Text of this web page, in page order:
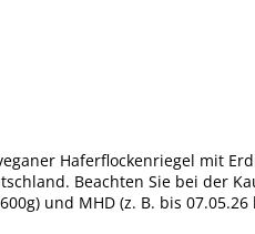
Haferflockenriegel mit
Beachten Sie bei der
und MHD (z. B. bis 07.05.26